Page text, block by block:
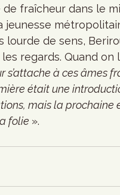
fraîcheur dans le
lourde de sens,
regards. Quand on
s’attache à ces âmes
était une
mais la prochaine
folie ».